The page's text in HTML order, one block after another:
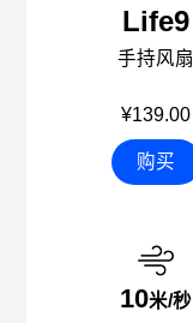
Life9
手持风扇
¥139.00
购买
10米/秒